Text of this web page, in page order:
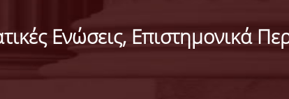
Ενώσεις, Επιστημονικά